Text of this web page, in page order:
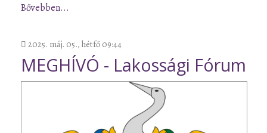
Bővebben...
2025. máj. 05., hétfő 09:44
MEGHÍVÓ - Lakossági Fórum